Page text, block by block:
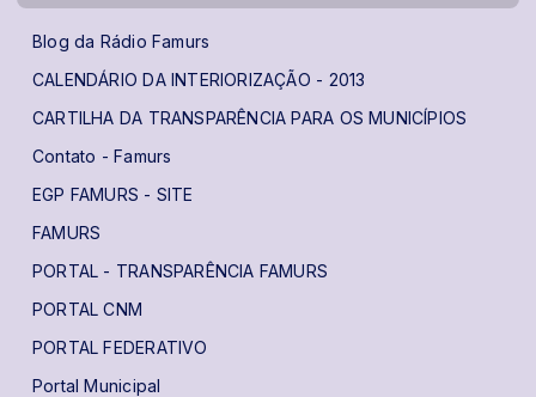
Blog da Rádio Famurs
CALENDÁRIO DA INTERIORIZAÇÃO - 2013
CARTILHA DA TRANSPARÊNCIA PARA OS MUNICÍPIOS
Contato - Famurs
EGP FAMURS - SITE
FAMURS
PORTAL - TRANSPARÊNCIA FAMURS
PORTAL CNM
PORTAL FEDERATIVO
Portal Municipal